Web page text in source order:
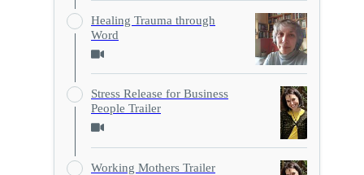
Healing Trauma through
Word
Stress Release for Business
People Trailer
Working Mothers Trailer